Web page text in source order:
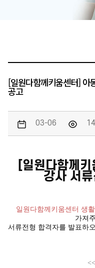
[일원다함께키움센터] 아
공고
03-06
[일원다함께
강사 서
일원다함께키움센터 생
가져
서류전형 합격자를 발표하